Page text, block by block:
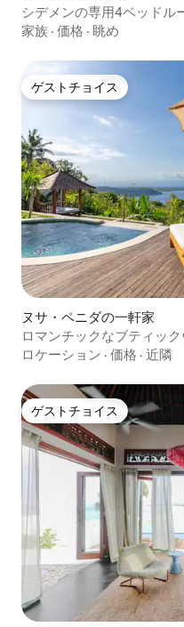
シデメンの専用4ベッドル
家族 · 価格 · 眺め
ゲストチョイス
ゲストチョイス
ヌサ・ペニダの一軒家
ロマンチックなブティッ
ロケーション · 価格 · 近隣
ゲストチョイス
ゲストチョイス